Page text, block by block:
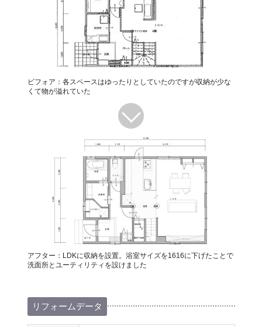
ビフォア：各スペースはゆったりとしていたのですが収納が少な
くて物が溢れていた
アフター：LDKに収納を設置。浴室サイズを1616に下げたことで
洗面所とユーティリティを設けました
リフォームデータ